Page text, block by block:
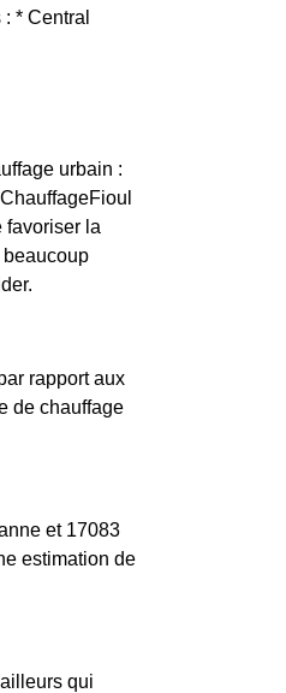
* Central
urbain :
favoriser la
rapport aux
de chauffage
et 17083
estimation de
qui